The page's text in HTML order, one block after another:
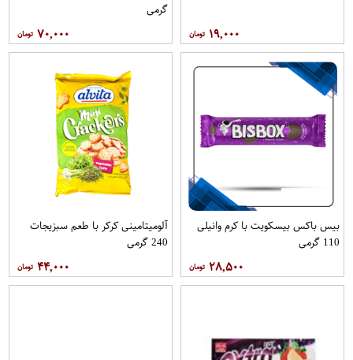
۱۹,۰۰۰
گرمی
۷۰,۰۰۰
بیس باکس بیسکویت با کرم وانیلی
110 گرمی
۲۸,۵۰۰
آلومیتامینی کرکر با طعم سبزیجات
240 گرمی
۴۴,۰۰۰